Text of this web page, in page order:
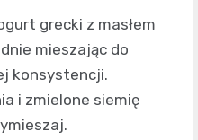
grecki z masłem
mieszając do
konsystencji.
i zmielone siemię